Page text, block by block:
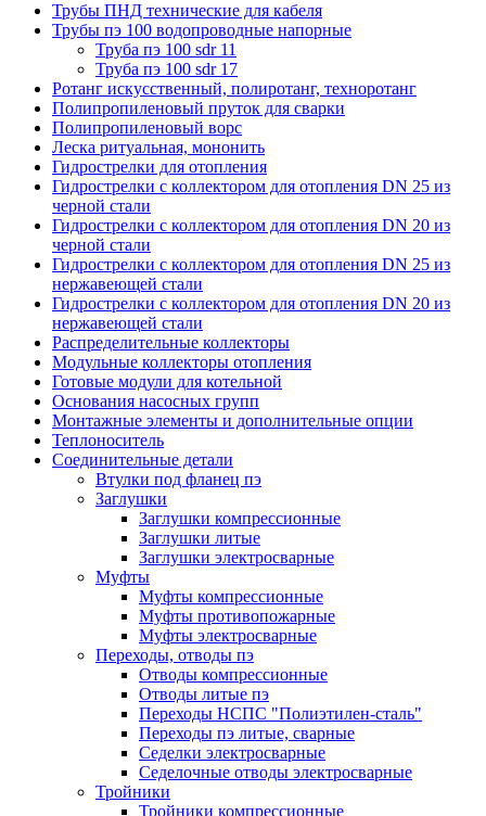
Трубы ПНД технические для кабеля
Трубы пэ 100 водопроводные напорные
Труба пэ 100 sdr 11
Труба пэ 100 sdr 17
Ротанг искусственный, полиротанг, техноротанг
Полипропиленовый пруток для сварки
Полипропиленовый ворс
Леска ритуальная, мононить
Гидрострелки для отопления
Гидрострелки с коллектором для отопления DN 25 из
черной стали
Гидрострелки с коллектором для отопления DN 20 из
черной стали
Гидрострелки с коллектором для отопления DN 25 из
нержавеющей стали
Гидрострелки с коллектором для отопления DN 20 из
нержавеющей стали
Распределительные коллекторы
Модульные коллекторы отопления
Готовые модули для котельной
Основания насосных групп
Монтажные элементы и дополнительные опции
Теплоноситель
Соединительные детали
Втулки под фланец пэ
Заглушки
Заглушки компрессионные
Заглушки литые
Заглушки электросварные
Муфты
Муфты компрессионные
Муфты противопожарные
Муфты электросварные
Переходы, отводы пэ
Отводы компрессионные
Отводы литые пэ
Переходы НСПС "Полиэтилен-сталь"
Переходы пэ литые, сварные
Седелки электросварные
Седелочные отводы электросварные
Тройники
Тройники компрессионные